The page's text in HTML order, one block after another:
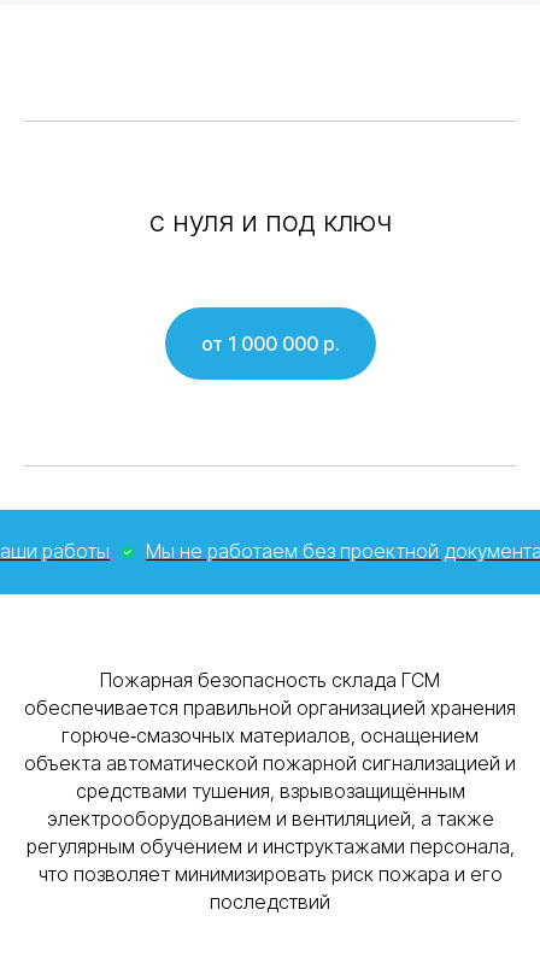
с нуля и под ключ
от 1 000 000 р.
Мы не работаем без проектной документации
Пожарная безопасность склада ГСМ
обеспечивается правильной организацией хранения
горюче‑смазочных материалов, оснащением
объекта автоматической пожарной сигнализацией и
средствами тушения, взрывозащищённым
электрооборудованием и вентиляцией, а также
регулярным обучением и инструктажами персонала,
что позволяет минимизировать риск пожара и его
последствий